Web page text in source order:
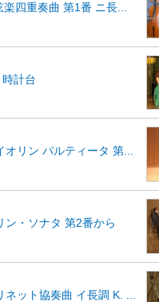
四重奏曲 第1番 ニ長...
計台
オリン パルティータ 第...
ン・ソナタ 第2番から
ット協奏曲 イ長調 K. ...